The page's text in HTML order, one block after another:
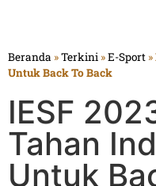
Beranda »Terkini »E-Sport »
Untuk Back To Back
IESF
Tahan
Untuk